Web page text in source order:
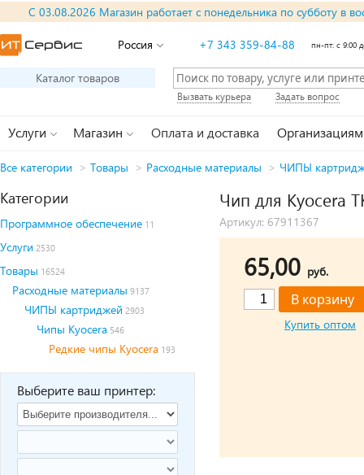
С 03.08.2026 Магазин работает с понедельника по субботу в
Россия +7 343 359-84-88 пн-пт: с 9:00
Каталог товаров
Вызвать курьера Задать вопрос
Услуги Магазин Оплата и доставка Организациям
Все категории > Товары > Расходные материалы > ЧИПЫ
Категории
Программное обеспечение 11
Услуги 2530
Товары 16524
Расходные материалы 9137
ЧИПЫ картриджей 2903
Чипы Kyocera 546
Редкие чипы Kyocera 193
Выберите ваш принтер:
Чип для Kyocera
Артикул: 67911367
65,00 руб.
Купить оптом